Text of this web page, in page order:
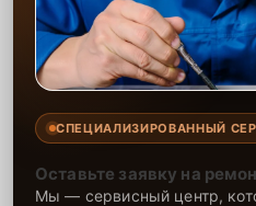
СПЕЦИАЛИЗИРОВАННЫЙ
Оставьте заявку на
Мы — сервисный центр,